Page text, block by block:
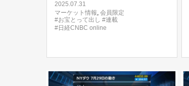
2025.07.31
マーケット情報, 会員限定
#お宝とって出し #連載
#日経CNBC online